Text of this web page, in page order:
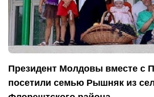
Президент Молдовы вместе с
посетили семью Рышняк из